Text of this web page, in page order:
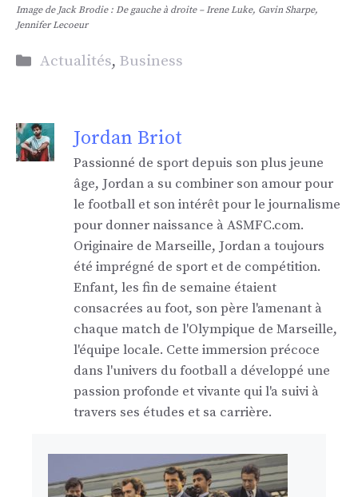
Image de Jack Brodie : De gauche à droite – Irene Luke, Gavin Sharpe,
Jennifer Lecoeur
Catégories
Actualités, Business
Jordan Briot
Passionné de sport depuis son plus jeune
âge, Jordan a su combiner son amour pour
le football et son intérêt pour le journalisme
pour donner naissance à ASMFC.com.
Originaire de Marseille, Jordan a toujours
été imprégné de sport et de compétition.
Enfant, les fin de semaine étaient
consacrées au foot, son père l'amenant à
chaque match de l'Olympique de Marseille,
l'équipe locale. Cette immersion précoce
dans l'univers du football a développé une
passion profonde et vivante qui l'a suivi à
travers ses études et sa carrière.